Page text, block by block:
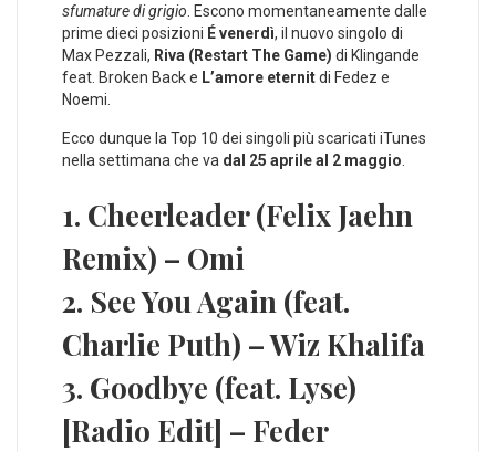
sfumature di grigio. Escono momentaneamente dalle
prime dieci posizioni É venerdì, il nuovo singolo di
Max Pezzali, Riva (Restart The Game) di Klingande
feat. Broken Back e L’amore eternitdi Fedez e
Noemi.
Ecco dunque la Top 10 dei singoli più scaricati iTunes
nella settimana che va dal 25 aprile al 2 maggio.
1. Cheerleader (Felix Jaehn
Remix) – Omi
2. See You Again (feat.
Charlie Puth) – Wiz Khalifa
3. Goodbye (feat. Lyse)
[Radio Edit] – Feder